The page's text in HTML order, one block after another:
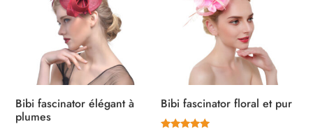
Bibi fascinator élégant à
plumes
Bibi fascinator floral et pur